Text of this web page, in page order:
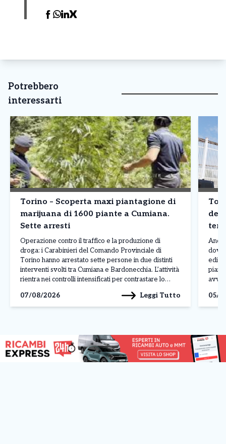
Potrebbero
interessarti
Torino – Scoperta maxi piantagione di
marijuana di 1600 piante a Cumiana.
Sette arresti
Operazione contro il traffico e la produzione di
droga: i Carabinieri del Comando Provinciale di
Torino hanno arrestato sette persone in due distinti
interventi svolti tra Cumiana e Bardonecchia. L’attività
rientra nei controlli intensificati per contrastare lo
territorio. L’operazione più rilevante è stata condotta
a Cumiana, dove […]
07/08/2026 Leggi Tutto
dove
05/